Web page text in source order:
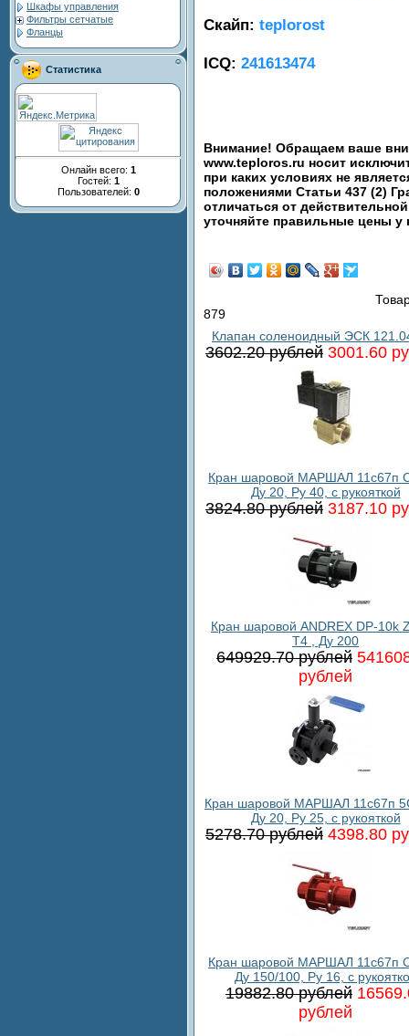
Шкафы управления
Фильтры сетчатые
Фланцы
Статистика
Онлайн всего: 1
Гостей: 1
Пользователей: 0
Скайп: teplorost
ICQ: 241613474
Внимание! Обращаем ваше
www.teploros.ru носит
при каких условиях не
положениями Статьи 437 (2)
отличаться от
уточняйте правильные цены
879
Клапан соленоидный ЭСК
3602.20 рублей 3001.60
Кран шаровой МАРШАЛ 11с67п
Ду 20, Ру 40, с рукояткой
3824.80 рублей 3187.10
Кран шаровой ANDREX DP-10k
T4 , Ду 200
649929.70 рублей
рублей
Кран шаровой МАРШАЛ 11с67п
Ду 20, Ру 25, с рукояткой
5278.70 рублей 4398.80
Кран шаровой МАРШАЛ 11с67п
Ду 150/100, Ру 16, с
19882.80 рублей
рублей